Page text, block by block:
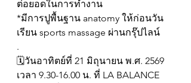
ต่อยอดในการทำงาน
*มีการปูพื้นฐาน anatomy ให้ก่อนวัน
เรียน sports massage ผ่านกรุ๊ปไลน์
.
🗓วันอาทิตย์ที่ 21 มิถุนายน พ.ศ. 2569
เวลา 9.30-16.00 น. ที่ LA BALANCE